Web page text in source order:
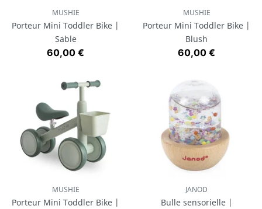
MUSHIE
Porteur Mini Toddler Bike |
Sable
Prix
60,00 €
MUSHIE
Porteur Mini Toddler Bike |
Blush
Prix
60,00 €
MUSHIE
Porteur Mini Toddler Bike |
JANOD
Bulle sensorielle |